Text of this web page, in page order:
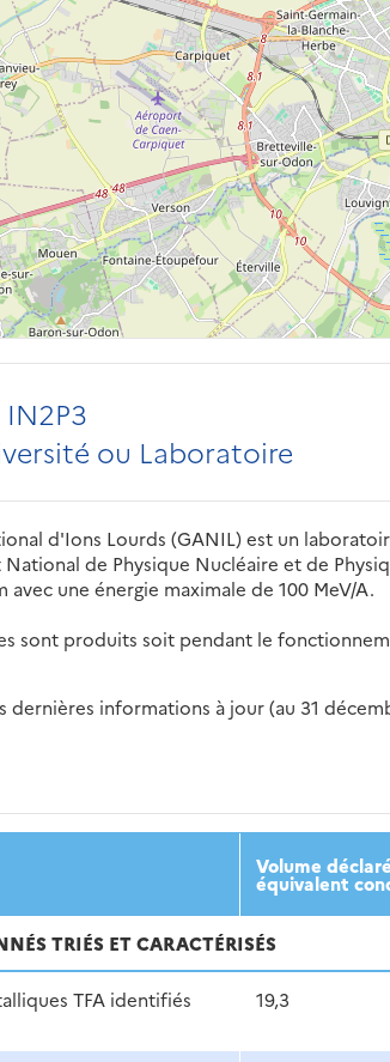
IN2P3
ou Laboratoire
d'Ions Lourds (GANIL) est un
de Physique Nucléaire et de
une énergie maximale de 100 MeV/A.
sont produits soit pendant le
dernières informations à jour (au 31
2015 2016 2017
Volume
équivalent
TRIÉS ET CARACTÉRISÉS
TFA identifiés 19,3